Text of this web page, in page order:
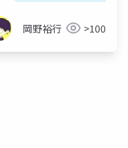
岡野裕行 >100